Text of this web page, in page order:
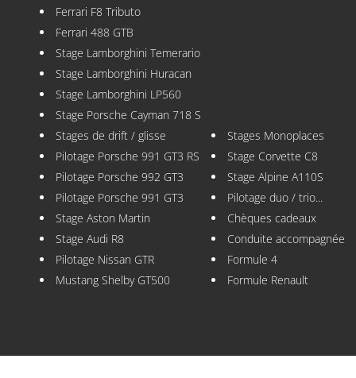
Ferrari F8 Tributo
Ferrari 488 GTB
Stage Lamborghini Temerario
Stage Lamborghini Huracan
Stage Lamborghini LP560
Stage Porsche Cayman 718 S
Stages de drift / glisse
Pilotage Porsche 991 GT3 RS
Pilotage Porsche 992 GT3
Pilotage Porsche 991 GT3
Stage Aston Martin
Stage Audi R8
Pilotage Nissan GTR
Mustang Shelby GT500
Stages Monoplaces
Stage Corvette C8
Stage Alpine A110S
Pilotage duo / trio...
Chèques cadeaux
Conduite accompagnée
Formule 4
Formule Renault